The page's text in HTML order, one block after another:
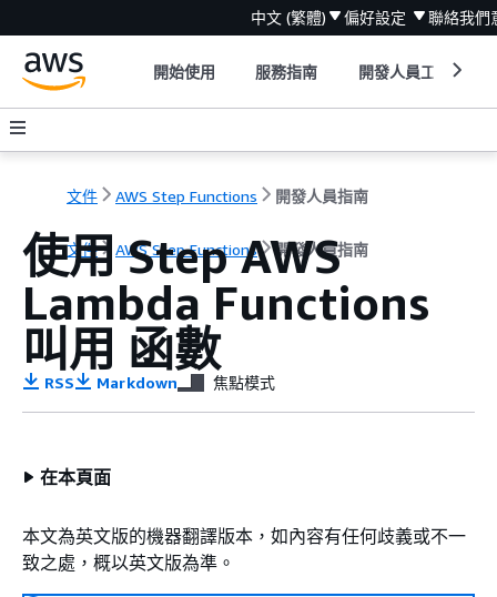
中文 (繁體) 偏好設定 聯絡我們
開始使用 服務指南 開發人員工具
文件 AWS Step Functions 開發人員指南
文件 AWS Step Functions 開發人員指南
使用 Step AWS
Lambda Functions
叫用 函數
RSS Markdown 焦點模式
在本頁面
本文為英文版的機器翻譯版本，如內容有任何歧義或不一
致之處，概以英文版為準。